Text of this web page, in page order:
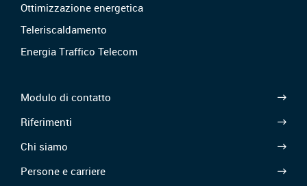
Ottimizzazione energetica
Teleriscaldamento
Energia Traffico Telecom
Modulo di contatto
Riferimenti
Chi siamo
Persone e carriere